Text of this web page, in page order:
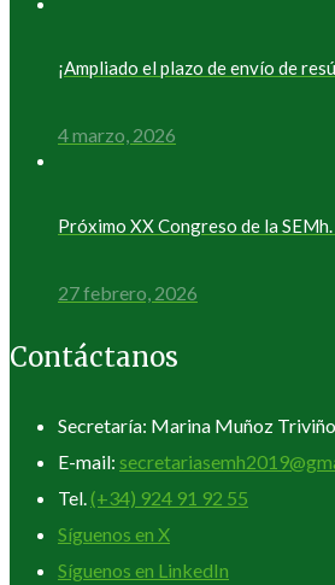
¡Ampliado el plazo de envío de
4 marzo, 2026
Próximo XX Congreso de la
27 febrero, 2026
Contáctanos
Secretaría: Marina Muñoz Triviño
E-mail:
Tel. (+34) 924 91 92 55
Síguenos en X
Síguenos en LinkedIn